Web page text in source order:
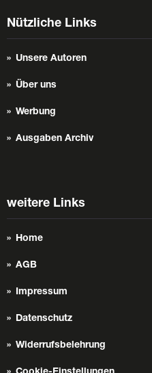
Nützliche Links
Unsere Autoren
Über uns
Werbung
Ausgaben Archiv
weitere Links
Home
AGB
Impressum
Datenschutz
Widerrufsbelehrung